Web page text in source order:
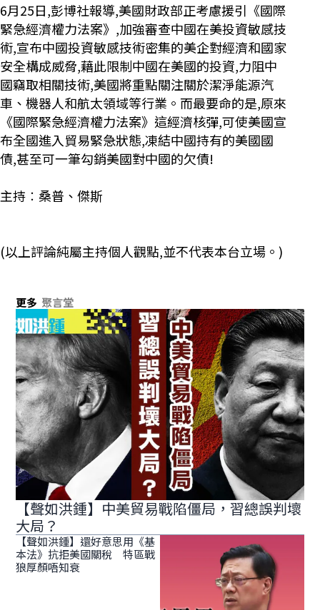
6月25日,彭博社報導,美國財政部正考慮援引《國際
緊急經濟權力法案》,加強審查中國在美投資敏感技
術,宣布中國投資敏感技術密集的美企對經濟和國家
安全構成威脅,藉此限制中國在美國的投資,力阻中
國竊取相關技術,美國將重點關注關於潔淨能源汽
車、機器人和航太領域等行業。而最要命的是,原來
《國際緊急經濟權力法案》這經濟核彈,可使美國宣
布全國進入貿易緊急狀態,凍結中國持有的美國國
債,甚至可一筆勾銷美國對中國的欠債!
主持︰桑普、傑斯
(以上評論純屬主持個人觀點,並不代表本台立場。)
更多 聚言堂
【聲如洪鍾】中美貿易戰陷僵局，習總誤判壞
大局？
【聲如洪鍾】還好意思用《基
本法》抗拒美國關稅 特區戰
狼厚顏唔知衰